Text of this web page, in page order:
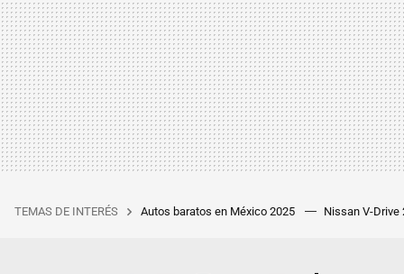
TEMAS DE INTERÉS Autos baratos en México 2025 Nissan V-Drive